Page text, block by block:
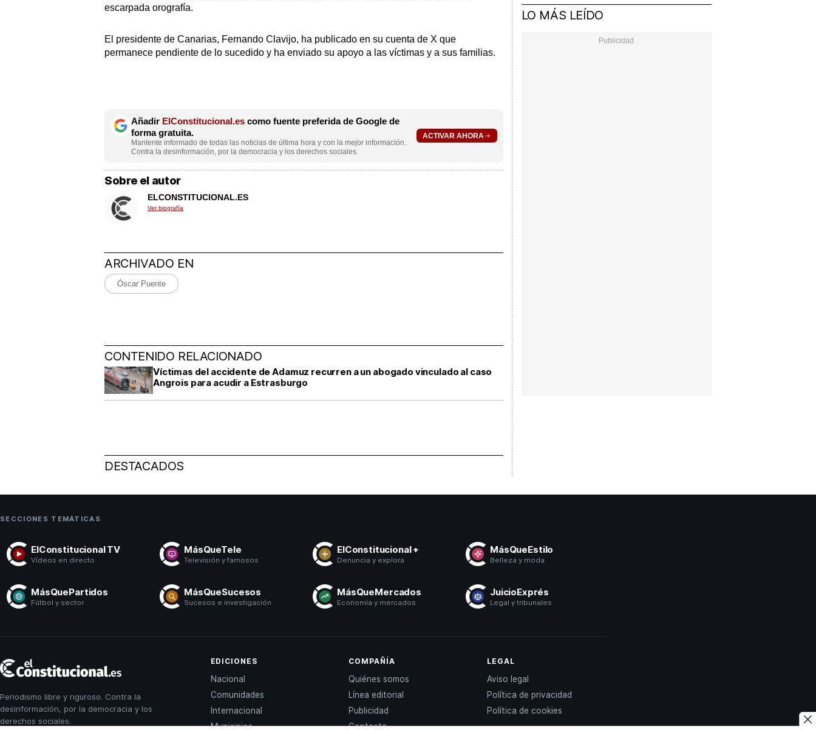
escarpada orografía.
El presidente de Canarias, Fernando Clavijo, ha publicado en su cuenta de X que
permanece pendiente de lo sucedido y ha enviado su apoyo a las víctimas y a sus familias.
Añadir ElConstitucional.es como fuente preferida de Google de
forma gratuita.
Mantente informado de todas las noticias de última hora y con la mejor información.
Contra la desinformación, por la democracia y los derechos sociales.
ACTIVAR AHORA
Sobre el autor
ELCONSTITUCIONAL.ES
Ver biografía
ARCHIVADO EN
Óscar Puente
CONTENIDO RELACIONADO
Víctimas del accidente de Adamuz recurren a un abogado vinculado al caso
Angrois para acudir a Estrasburgo
DESTACADOS
LO MÁS LEÍDO
SECCIONES TEMÁTICAS
ElConstitucional TV
Vídeos en directo
MásQueTele
Televisión y famosos
ElConstitucional +
Denuncia y explora
MásQueEstilo
Belleza y moda
MásQuePartidos
Fútbol y sector
MásQueSucesos
Sucesos e investigación
MásQueMercados
Economía y mercados
JuicioExprés
Legal y tribunales
Constitucional
Periodismo libre y riguroso. Contra la
desinformación, por la democracia y los
derechos sociales.
EDICIONES
Nacional
Comunidades
Internacional
Municipios
COMPAÑÍA
Quiénes somos
Línea editorial
Publicidad
Contacto
LEGAL
Aviso legal
Política de privacidad
Política de cookies